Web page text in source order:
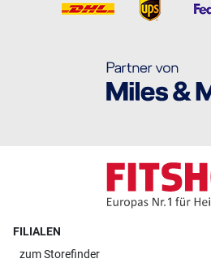
FILIALEN
zumStorefinder